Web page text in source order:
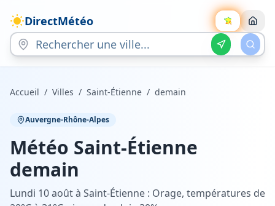
DirectMétéo
Accueil / Villes / Saint-Étienne / demain
Auvergne-Rhône-Alpes
Météo Saint-Étienne
demain
Lundi 10 août à Saint-Étienne : Orage, températures de